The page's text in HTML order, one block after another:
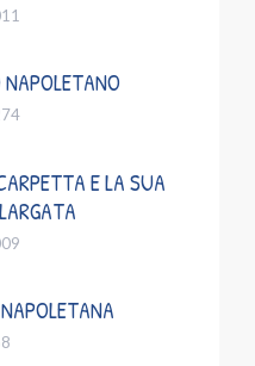
E LA SUA